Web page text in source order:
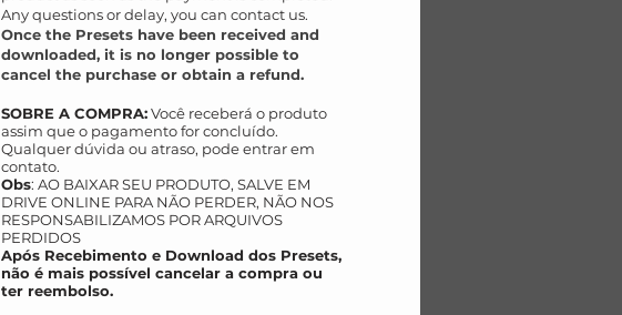
Any questions or delay, you can contact us.
Once the Presets have been received and
downloaded, it is no longer possible to
cancel the purchase or obtain a refund.
SOBRE A COMPRA:Você receberá o produto
assim que o pagamento for concluído.
Qualquer dúvida ou atraso, pode entrar em
contato.
Obs: AO BAIXAR SEU PRODUTO, SALVE EM
DRIVE ONLINE PARA NÃO PERDER, NÃO NOS
RESPONSABILIZAMOS POR ARQUIVOS
PERDIDOS
Após Recebimento e Download dos Presets,
não é mais possível cancelar a compra ou
ter reembolso.